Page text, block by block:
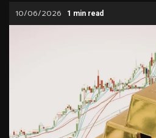
10/06/2026 1 min read